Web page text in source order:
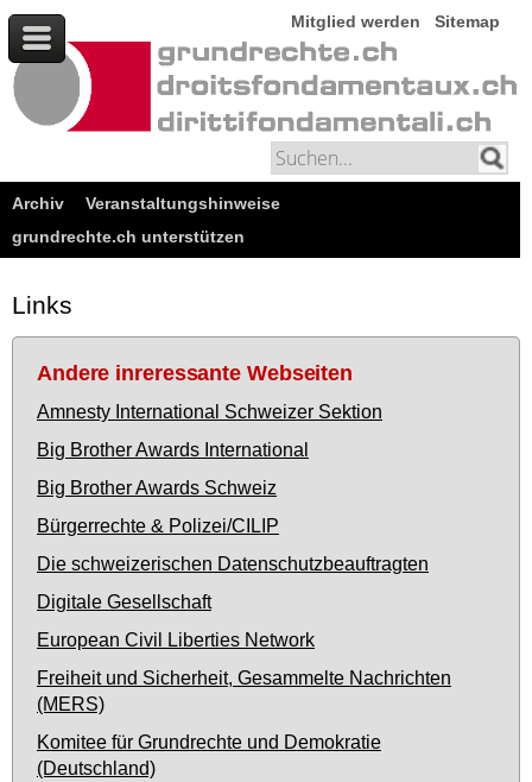
Mitglied werden Sitemap
Archiv
Veranstaltungshinweise
grundrechte.ch unterstützen
Links
Andere inreressante Webseiten
Amnesty International Schweizer Sektion
Big Brother Awards International
Big Brother Awards Schweiz
Bürgerrechte & Polizei/CILIP
Die schweizerischen Datenschutzbeauftragten
Digitale Gesellschaft
European Civil Liberties Network
Freiheit und Sicherheit, Gesammelte Nachrichten
(MERS)
Komitee für Grundrechte und Demokratie
(Deutschland)